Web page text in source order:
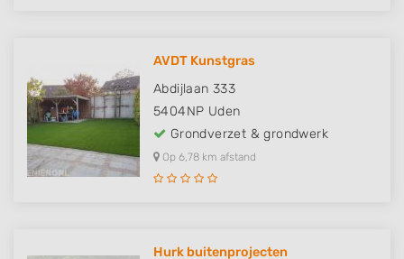
AVDT Kunstgras
Abdijlaan 333
5404NP Uden
Grondverzet & grondwerk
Op 6,78 km afstand
Hurk buitenprojecten